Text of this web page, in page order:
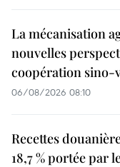
La mécanisation
nouvelles
coopération sino-
06/08/2026 08:10
Recettes
18,7 % portée par